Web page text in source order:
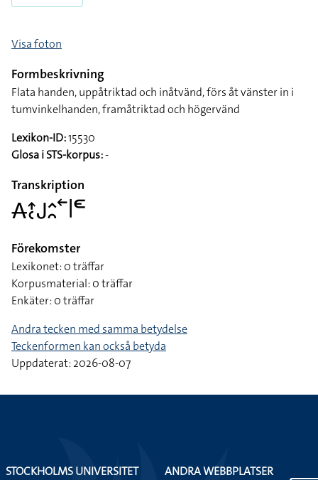
Visa foton
Formbeskrivning
Flata handen, uppåtriktad och inåtvänd, förs åt vänster in i
tumvinkelhanden, framåtriktad och högervänd
Lexikon-ID:15530
Glosa i STS-korpus:-
Transkription
􌥄􌤴􌥗􌤢􌤵􌥘􌥢􌥼􌥭
Förekomster
Lexikonet: 0 träffar
Korpusmaterial: 0 träffar
Enkäter: 0 träffar
Andra tecken med samma betydelse
Teckenformen kan också betyda
Uppdaterat: 2026-08-07
STOCKHOLMS UNIVERSITET
ANDRA WEBBPLATSER